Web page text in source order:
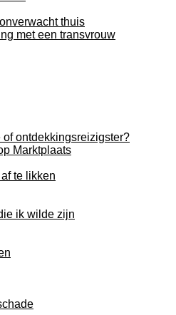
thuis
met een transvrouw
of ontdekkingsreizigster?
Marktplaats
te likken
ik wilde zijn